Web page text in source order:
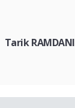
Tarik RAMDANI